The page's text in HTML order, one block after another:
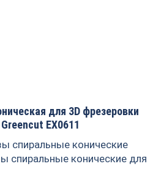
для 3D фрезеровки
EX0611
спиральные конические
спиральные конические для